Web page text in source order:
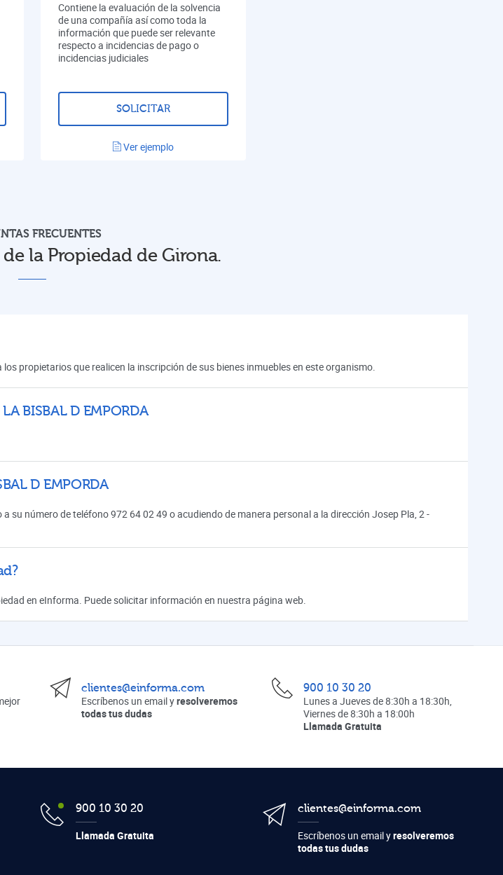
Contiene la evaluación de la solvencia
de una compañía así como toda la
información que puede ser relevante
respecto a incidencias de pago o
incidencias judiciales
SOLICITAR
Ver ejemplo
FRECUENTES
la Propiedad de Girona.
propietarios que realicen la inscripción de sus bienes inmuebles en este organismo.
BISBAL D EMPORDA
D EMPORDA
su número de teléfono 972 64 02 49 o acudiendo de manera personal a la dirección Josep Pla, 2 -
en eInforma. Puede solicitar información en nuestra página web.
clientes@einforma.com
Escríbenos un email yresolveremos
todas tus dudas
900 10 30 20
Lunes a Jueves de 8:30h a 18:30h,
Viernes de 8:30h a 18:00h
Llamada Gratuita
900 10 30 20
Llamada Gratuita
clientes@einforma.com
Escríbenos un email yresolveremos
todas tus dudas